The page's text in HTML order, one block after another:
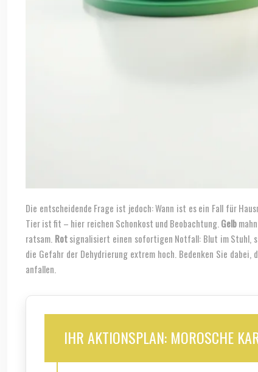
Die entscheidende Frage ist jedoch: Wann ist es ein Fall für
Tier ist fit – hier reichen Schonkost und Beobachtung. Gelb
ratsam. Rotsignalisiert einen sofortigen Notfall: Blut im Stuhl,
die Gefahr der Dehydrierung extrem hoch. Bedenken Sie dabei,
anfallen.
IHR AKTIONSPLAN: MOROSCHE